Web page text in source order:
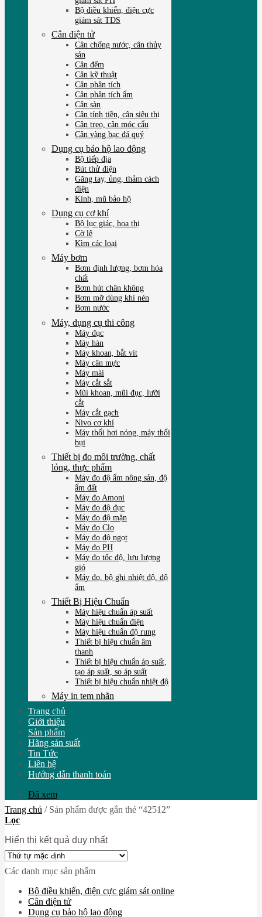
Bộ điều khiển, điện cực
giám sát TDS
Cân điện tử
Cân chống nước, cân thủy
sản
Cân đếm
Cân kỹ thuật
Cân phân tích
Cân phân tích ẩm
Cân sàn
Cân tính tiền, cân siêu thị
Cân treo, cân móc cẩu
Cân vàng bạc đá quý
Dụng cụ bảo hộ lao động
Bộ tiếp địa
Bút thử điện
Găng tay, ủng, thảm cách
điện
Kính, mũ bảo hộ
Dụng cụ cơ khí
Bộ lục giác, hoa thị
Cờ lê
Kìm các loại
Máy bơm
Bơm định lượng, bơm hóa
chất
Bơm hút chân không
Bơm mỡ dùng khí nén
Bơm nước
Máy, dụng cụ thi công
Máy đục
Máy hàn
Máy khoan, bắt vít
Máy cân mực
Máy mài
Máy cắt sắt
Mũi khoan, mũi đục, lưỡi
cắt
Máy cắt gạch
Nivo cơ khí
Máy thổi hơi nóng, máy thổi
bụi
Thiết bị đo môi trường, chất
lỏng, thực phẩm
Máy đo độ ẩm nông sản, độ
ẩm đất
Máy đo Amoni
Máy đo độ đục
Máy đo độ mặn
Máy đo Clo
Máy đo độ ngọt
Máy đo PH
Máy đo tốc độ, lưu lượng
gió
Máy đo, bộ ghi nhiệt độ, độ
ẩm
Thiết Bị Hiệu Chuẩn
Máy hiệu chuẩn áp suất
Máy hiệu chuẩn điện
Máy hiệu chuẩn độ rung
Thiết bị hiệu chuẩn âm
thanh
Thiết bị hiệu chuẩn áp suất,
tạo áp suất, so áp suất
Thiết bị hiệu chuẩn nhiệt độ
Máy in tem nhãn
Trang chủ
Giới thiệu
Sản phẩm
Hãng sản suất
Tin Tức
Liên hệ
Hướng dẫn thanh toán
Đã xem
Trang chủ /Sản phẩm được gắn thẻ “42512”
Lọc
Hiển thị kết quả duy nhất
Các danh mục sản phẩm
Bộ điều khiển, điện cực giám sát online
Cân điện tử
Dụng cụ bảo hộ lao động